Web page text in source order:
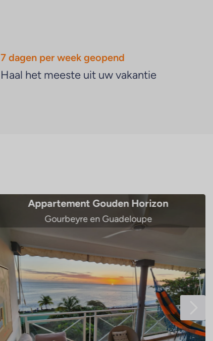
7 dagen per week geopend
Haal het meeste uit uw vakantie